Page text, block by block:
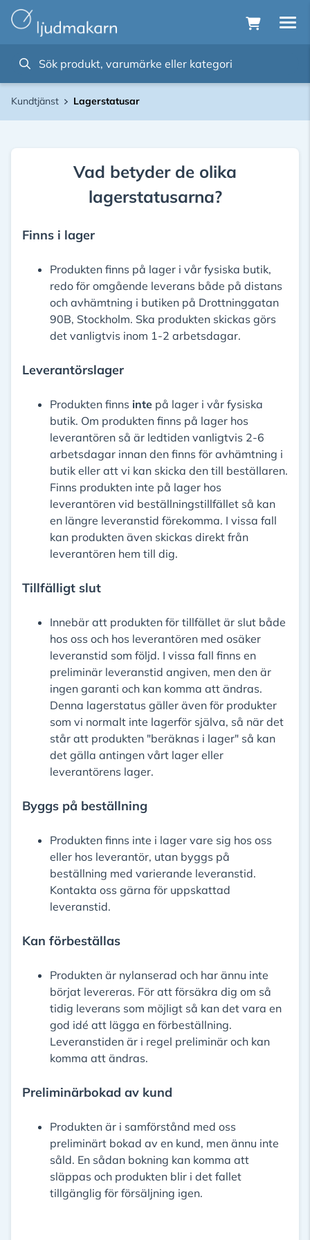
Kundtjänst Lagerstatusar
Vad betyder de olika
lagerstatusarna?
Finns i lager
Produkten finns på lager i vår fysiska butik,
redo för omgående leverans både på distans
och avhämtning i butiken på Drottninggatan
90B, Stockholm. Ska produkten skickas görs
det vanligtvis inom 1-2 arbetsdagar.
Leverantörslager
Produkten finns inte på lager i vår fysiska
butik. Om produkten finns på lager hos
leverantören så är ledtiden vanligtvis 2-6
arbetsdagar innan den finns för avhämtning i
butik eller att vi kan skicka den till beställaren.
Finns produkten inte på lager hos
leverantören vid beställningstillfället så kan
en längre leveranstid förekomma. I vissa fall
kan produkten även skickas direkt från
leverantören hem till dig.
Tillfälligt slut
Innebär att produkten för tillfället är slut både
hos oss och hos leverantören med osäker
leveranstid som följd. I vissa fall finns en
preliminär leveranstid angiven, men den är
ingen garanti och kan komma att ändras.
Denna lagerstatus gäller även för produkter
som vi normalt inte lagerför själva, så när det
står att produkten "beräknas i lager" så kan
det gälla antingen vårt lager eller
leverantörens lager.
Byggs på beställning
Produkten finns inte i lager vare sig hos oss
eller hos leverantör, utan byggs på
beställning med varierande leveranstid.
Kontakta oss gärna för uppskattad
leveranstid.
Kan förbeställas
Produkten är nylanserad och har ännu inte
börjat levereras. För att försäkra dig om så
tidig leverans som möjligt så kan det vara en
god idé att lägga en förbeställning.
Leveranstiden är i regel preliminär och kan
komma att ändras.
Preliminärbokad av kund
Produkten är i samförstånd med oss
preliminärt bokad av en kund, men ännu inte
såld. En sådan bokning kan komma att
släppas och produkten blir i det fallet
tillgänglig för försäljning igen.